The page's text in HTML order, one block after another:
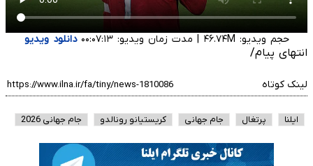
حجم ویدیو: ۴۶.۷۴M | مدت زمان ویدیو: ۰۰:۰۷:۱۳ دانلود ویدیو
انتهای پیام/
لینک کوتاه
ایلنا پرتغال جام جهانی کریستیانو رونالدو جام جهانی 2026